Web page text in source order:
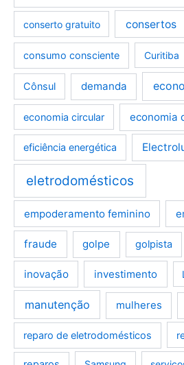
conserto gratuito consertos
consumo consciente Curitiba
Cônsul demanda
economia circular economia
eficiência energética
eletrodomésticos
empoderamento feminino
fraude golpe golpista
inovação investimento
manutenção mulheres
reparo de eletrodomésticos